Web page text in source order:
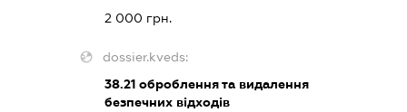
2 000 грн.
dossier.kveds:
38.21 оброблення та видалення
безпечних відходів